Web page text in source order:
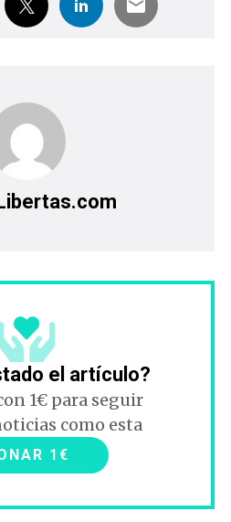
el artículo?
1€ para seguir
como esta
1€